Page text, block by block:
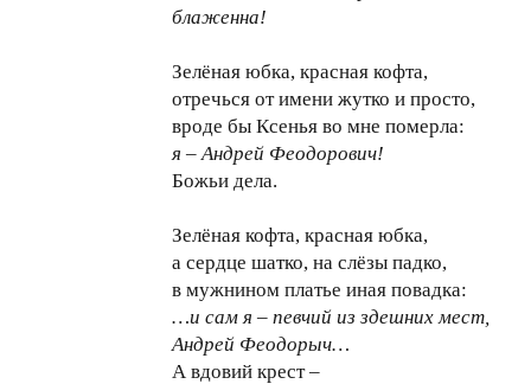
блаженна!
Зелёная юбка, красная кофта,
отречься от имени жутко и просто,
вроде бы Ксенья во мне померла:
я – Андрей Феодорович!
Божьи дела.
Зелёная кофта, красная юбка,
а сердце шатко, на слёзы падко,
в мужнином платье иная повадка:
…и сам я – певчий из здешних мест,
Андрей Феодорыч…
А вдовий крест –